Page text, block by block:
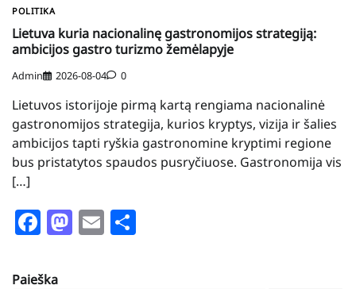
POLITIKA
Lietuva kuria nacionalinę gastronomijos strategiją:
ambicijos gastro turizmo žemėlapyje
Admin 2026-08-04 0
Lietuvos istorijoje pirmą kartą rengiama nacionalinė
gastronomijos strategija, kurios kryptys, vizija ir šalies
ambicijos tapti ryškia gastronomine kryptimi regione
bus pristatytos spaudos pusryčiuose. Gastronomija vis
[…]
Facebook
Mastodon
Email
Paieška